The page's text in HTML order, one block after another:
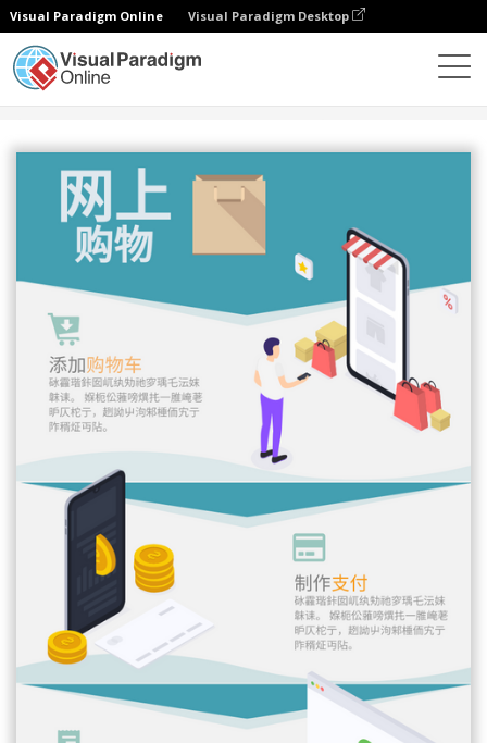
Visual Paradigm Online Visual Paradigm Desktop